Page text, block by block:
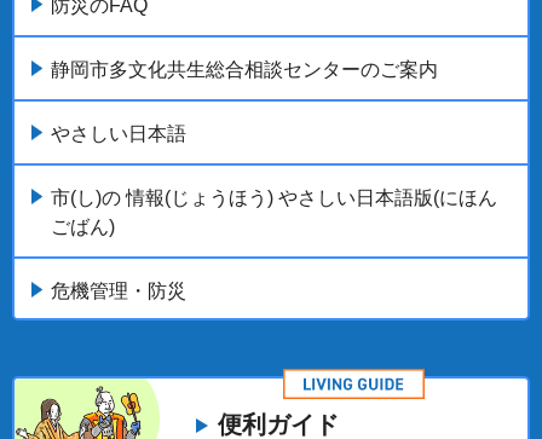
防災のFAQ
静岡市多文化共生総合相談センターのご案内
やさしい日本語
市(し)の 情報(じょうほう) やさしい日本語版(にほん
ごばん)
危機管理・防災
便利ガイド